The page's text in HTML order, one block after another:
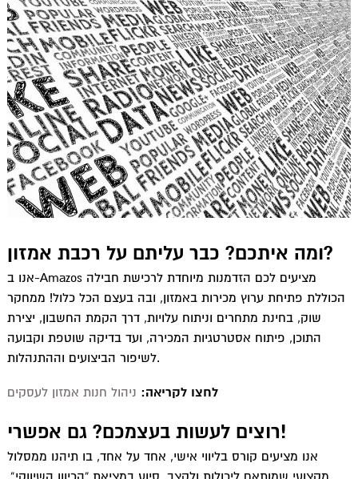
ומה איתכם? כבר עליתם על רכבת אמזון?
אנו ב-Amazos מציעים לכם הזדמנות מיוחדת לרכישת חבילה
הכוללת פתיחת ערוץ מכירות באמזון, ובה בעצם הכל כלול! ממחקר
שוק, בחינת מתחרים וניתוח עלויות, דרך הקמת החשבון, יצירת
התוכן, פיתוח אסטרטגיות המכירה, ועד בדיקה שוטפת וקבועה
לשיפור הביצועים וההתנהלות.
לחצו לקריאה: ניהול חנות אמזון לעסקים
רוצים לעשות בעצמכם? גם אפשרי!
אנו מציעים קורס בליווי אישי, אחד על אחד, בו תיהנו ממסלול